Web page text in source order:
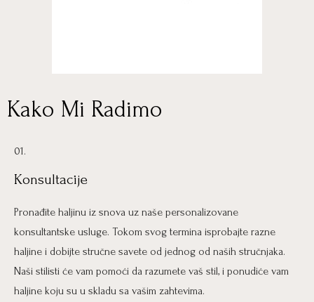
Kako Mi Radimo
01.
Konsultacije
Pronađite haljinu iz snova uz naše personalizovane
konsultantske usluge. Tokom svog termina isprobajte razne
haljine i dobijte stručne savete od jednog od naših stručnjaka.
Naši stilisti će vam pomoći da razumete vaš stil, i ponudiće vam
haljine koju su u skladu sa vašim zahtevima.